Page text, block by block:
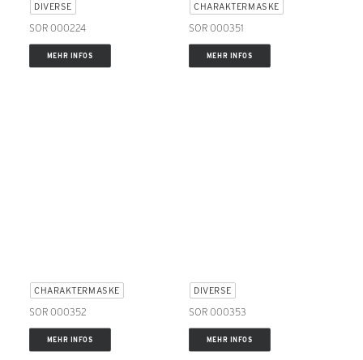
DIVERSE
SOR 000224
MEHR INFOS
CHARAKTERMASKE
SOR 000351
MEHR INFOS
CHARAKTERMASKE
SOR 000352
MEHR INFOS
DIVERSE
SOR 000353
MEHR INFOS